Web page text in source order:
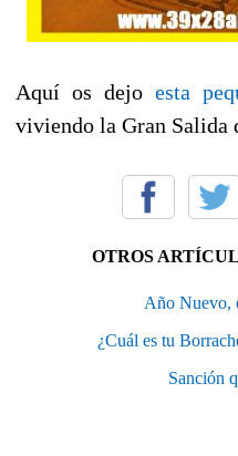
Aquí os dejo esta
viviendo la Gran Salida
OTROS
Año Nuevo,
¿Cuál es tu
Sanción